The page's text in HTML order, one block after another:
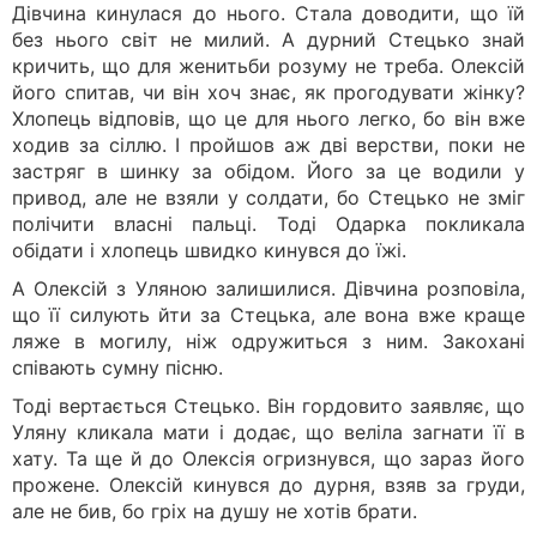
Дівчина кинулася до нього. Стала доводити, що їй
без нього світ не милий. А дурний Стецько знай
кричить, що для женитьби розуму не треба. Олексій
його спитав, чи він хоч знає, як прогодувати жінку?
Хлопець відповів, що це для нього легко, бо він вже
ходив за сіллю. І пройшов аж дві верстви, поки не
застряг в шинку за обідом. Його за це водили у
привод, але не взяли у солдати, бо Стецько не зміг
полічити власні пальці. Тоді Одарка покликала
обідати і хлопець швидко кинувся до їжі.
А Олексій з Уляною залишилися. Дівчина розповіла,
що її силують йти за Стецька, але вона вже краще
ляже в могилу, ніж одружиться з ним. Закохані
співають сумну пісню.
Тоді вертається Стецько. Він гордовито заявляє, що
Уляну кликала мати і додає, що веліла загнати її в
хату. Та ще й до Олексія огризнувся, що зараз його
прожене. Олексій кинувся до дурня, взяв за груди,
але не бив, бо гріх на душу не хотів брати.